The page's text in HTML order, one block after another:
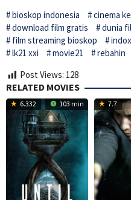
bioskop indonesia
cinema
download film gratis
dunia
film streaming bioskop
lk21 xxi
movie21 rebahin
Post Views: 128
RELATED MOVIES
6.332 103 min 7.7